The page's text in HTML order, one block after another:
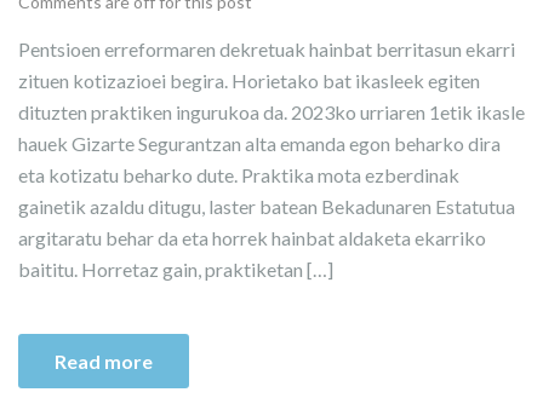
Pentsioen erreformaren dekretuak hainbat berritasun ekarri
zituen kotizazioei begira. Horietako bat ikasleek egiten
dituzten praktiken ingurukoa da. 2023ko urriaren 1etik ikasle
hauek Gizarte Segurantzan alta emanda egon beharko dira
eta kotizatu beharko dute. Praktika mota ezberdinak
gainetik azaldu ditugu, laster batean Bekadunaren Estatutua
argitaratu behar da eta horrek hainbat aldaketa ekarriko
baititu. Horretaz gain, praktiketan […]
Read more